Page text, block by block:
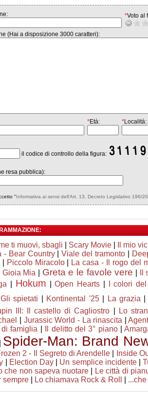
*Voto al
(Hai a disposizione 3000 caratteri):
*Età: *Località:
il codice di controllo della figura:
resa pubblica):
"Informativa ai sensi dell'Art. 13, Decreto Legislativo 196/
ti muovi, sbagli Scary Movie
Il mio
- Bear Country|Viale del tramonto
| Piccolo Miracolo|
La casa - Il rogo del
Gioia Mia Greta e le favole vere
Hokum |Open Hearts I colori
Gli spietati Kontinental '25| La grazia
III: Il castello di Cagliostro
Lo
Jurassic World - La rinascita |
famiglia Il delitto del 3° piano|
Spider-Man: Brand
2 - Il Segreto di Arendelle
Inside
Election Day| Un semplice incidente|
che non sapeva nuotare|
Le città di
sempre
Lo chiamava Rock & Roll